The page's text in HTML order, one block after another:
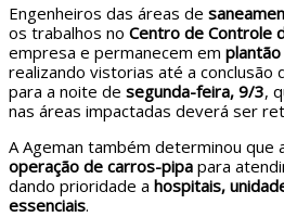
Engenheiros das áreas de
os trabalhos no Centro de Controle
empresa e permanecem em
realizando vistorias até a conclusão
para a noite de segunda-feira, 9/3,
nas áreas impactadas deverá ser
A Ageman também determinou que
operação de carros-pipa para
dando prioridade a hospitais,
essenciais.